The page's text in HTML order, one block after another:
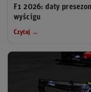
F1 2026: daty
wyścigu
Czytaj →